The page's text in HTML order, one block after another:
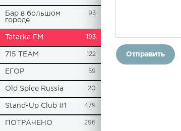
Бар в большом
городе
93
Tatarka FM 193
715 TEAM 122
ЕГОР 59
Old Spice Russia 20
Stand-Up Club #1 479
ПОТРАЧЕНО 296
Отправить